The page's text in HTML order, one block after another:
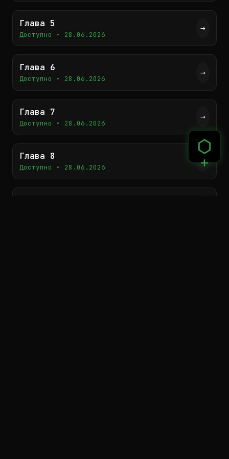
Глава 5
Доступно • 28.06.2026
→
Глава 6
Доступно • 28.06.2026
→
Глава 7
Доступно • 28.06.2026
→
Глава 8
Доступно • 28.06.2026
→